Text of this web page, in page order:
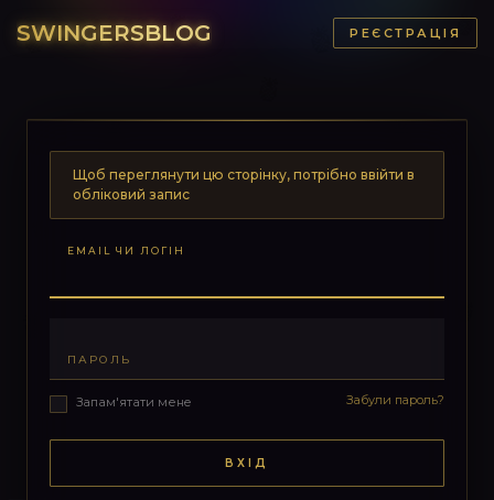
SWINGERSBLOG РЕЄСТРАЦІЯ
Щоб переглянути цю сторінку, потрібно ввійти в
обліковий запис
EMAIL ЧИ ЛОГІН
ПАРОЛЬ
Запам'ятати мене Забули пароль?
ВХІД